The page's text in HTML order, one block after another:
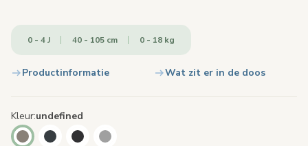
0 - 4 J 40 - 105 cm 0 - 18 kg
Productinformatie Wat zit er in de doos
Kleur undefined